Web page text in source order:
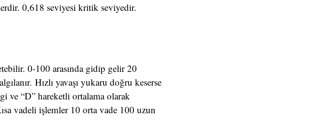
0,618 seviyesi kritik seviyedir.
0-100 arasında gidip gelir 20
Hızlı yavaşı yukaru doğru keserse
ve “D” hareketli ortalama olarak
vadeli işlemler 10 orta vade 100 uzun